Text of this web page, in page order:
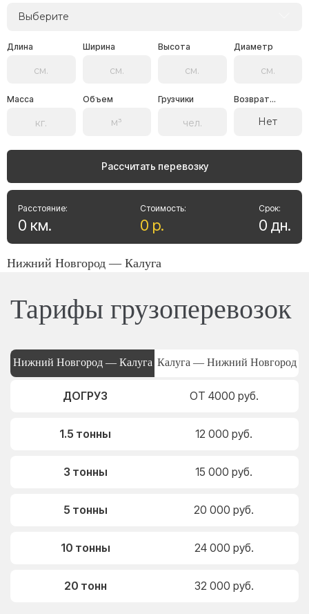
Выберите
Длина Ширина Высота Диаметр
Масса Объем Грузчики Возврат...
Нет
Рассчитать перевозку
Стоимость:
0 р.
Расстояние:
0 км.
Срок:
0 дн.
Нижний Новгород — Калуга
Тарифы грузоперевозок
Нижний Новгород — Калуга Калуга — Нижний Новгород
ДОГРУЗ ОТ 4000 руб.
1.5 тонны 12 000 руб.
3 тонны 15 000 руб.
5 тонны 20 000 руб.
10 тонны 24 000 руб.
20 тонн 32 000 руб.